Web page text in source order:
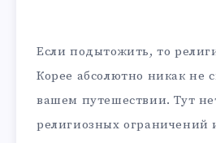
Если подытожить, то
Корее абсолютно никак не
вашем путешествии. Тут
религиозных ограничений